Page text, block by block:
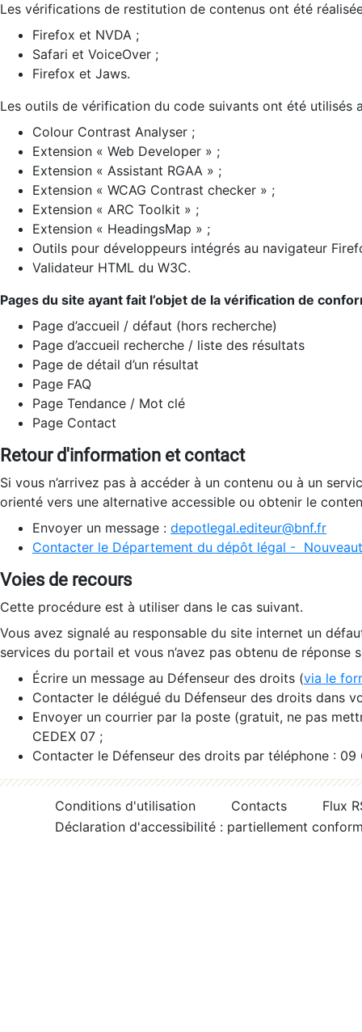
Les vérifications de restitution de contenus ont été
Firefox et NVDA ;
Safari et VoiceOver ;
Firefox et Jaws.
Les outils de vérification du code suivants ont été utilisés
Colour Contrast Analyser ;
Extension « Web Developer » ;
Extension « Assistant RGAA » ;
Extension « WCAG Contrast checker » ;
Extension « ARC Toolkit » ;
Extension « HeadingsMap » ;
Outils pour développeurs intégrés au navigateur
Validateur HTML du W3C.
Pages du site ayant fait l’objet de la vérification de
Page d’accueil / défaut (hors recherche)
Page d’accueil recherche / liste des résultats
Page de détail d’un résultat
Page FAQ
Page Tendance / Mot clé
Page Contact
Retour d'information et contact
Si vous n’arrivez pas à accéder à un contenu ou à un
orienté vers une alternative accessible ou obtenir le
Envoyer un message : depotlegal.editeur@bnf.fr
Contacter le Département du dépôt légal -
Voies de recours
Cette procédure est à utiliser dans le cas suivant.
Vous avez signalé au responsable du site internet un
services du portail et vous n’avez pas obtenu de réponse
Écrire un message au Défenseur des droits (via le
Contacter le délégué du Défenseur des droits dans
Envoyer un courrier par la poste (gratuit, ne pas
CEDEX 07 ;
Contacter le Défenseur des droits par téléphone :
Conditions d'utilisation Contacts
Flux
Déclaration d'accessibilité : partiellement